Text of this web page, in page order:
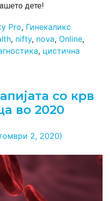
дете!
Pro, Гинекаликс
, nifty, nova, Online,
, цистична
со крв
во 2020
2, 2020)